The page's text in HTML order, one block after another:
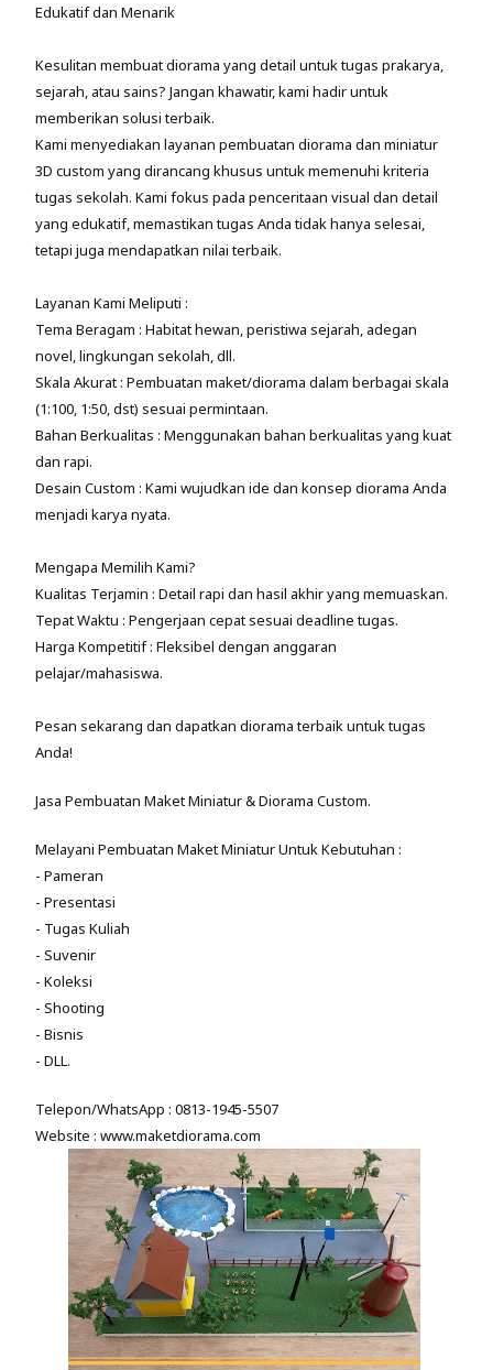
Edukatif dan Menarik
Kesulitan membuat diorama yang detail untuk tugas prakarya,
sejarah, atau sains? Jangan khawatir, kami hadir untuk
memberikan solusi terbaik.
Kami menyediakan layanan pembuatan diorama dan miniatur
3D custom yang dirancang khusus untuk memenuhi kriteria
tugas sekolah. Kami fokus pada penceritaan visual dan detail
yang edukatif, memastikan tugas Anda tidak hanya selesai,
tetapi juga mendapatkan nilai terbaik.
Layanan Kami Meliputi :
Tema Beragam : Habitat hewan, peristiwa sejarah, adegan
novel, lingkungan sekolah, dll.
Skala Akurat : Pembuatan maket/diorama dalam berbagai skala
(1:100, 1:50, dst) sesuai permintaan.
Bahan Berkualitas : Menggunakan bahan berkualitas yang kuat
dan rapi.
Desain Custom : Kami wujudkan ide dan konsep diorama Anda
menjadi karya nyata.
Mengapa Memilih Kami?
Kualitas Terjamin : Detail rapi dan hasil akhir yang memuaskan.
Tepat Waktu : Pengerjaan cepat sesuai deadline tugas.
Harga Kompetitif : Fleksibel dengan anggaran
pelajar/mahasiswa.
Pesan sekarang dan dapatkan diorama terbaik untuk tugas
Anda!
Jasa Pembuatan Maket Miniatur & Diorama Custom.
Melayani Pembuatan Maket Miniatur Untuk Kebutuhan :
- Pameran
- Presentasi
- Tugas Kuliah
- Suvenir
- Koleksi
- Shooting
- Bisnis
- DLL.
Telepon/WhatsApp : 0813-1945-5507
Website : www.maketdiorama.com